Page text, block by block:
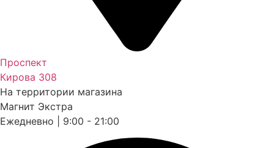
Проспект
Кирова 308
На территории магазина
Магнит Экстра
Ежедневно | 9:00 - 21:00